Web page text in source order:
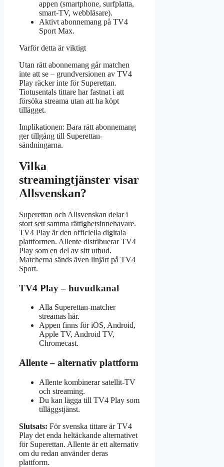
appen (smartphone, surfplatta,
smart-TV, webbläsare).
Aktivt abonnemang på TV4
Sport Max.
Varför detta är viktigt
Utan rätt abonnemang går matchen
inte att se – grundversionen av TV4
Play räcker inte för Superettan.
Tiotusentals tittare har fastnat i att
försöka streama utan att ha köpt
tillägget.
Implikationen: Bara rätt abonnemang
ger tillgång till Superettan-
sändningarna.
Vilka
streamingtjänster visar
Allsvenskan?
Superettan och Allsvenskan delar i
stort sett samma rättighetsinnehavare.
TV4 Play är den officiella digitala
plattformen. Allente distribuerar TV4
Play som en del av sitt utbud.
Matcherna sänds även linjärt på TV4
Sport.
TV4 Play – huvudkanal
Alla Superettan-matcher
streamas här.
Appen finns för iOS, Android,
Apple TV, Android TV,
Chromecast.
Allente – alternativ plattform
Allente kombinerar satellit-TV
och streaming.
Du kan lägga till TV4 Play som
tilläggstjänst.
Slutsats: För svenska tittare är TV4
Play det enda heltäckande alternativet
för Superettan. Allente är ett alternativ
om du redan använder deras
plattform.